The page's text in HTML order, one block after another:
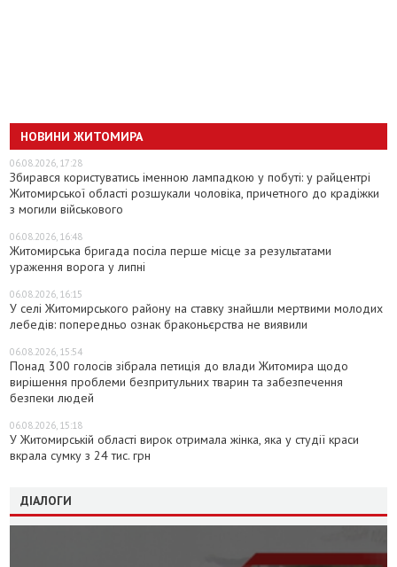
НОВИНИ ЖИТОМИРА
06.08.2026, 17:28
Збирався користуватись іменною лампадкою у побуті: у райцентрі
Житомирської області розшукали чоловіка, причетного до крадіжки
з могили військового
06.08.2026, 16:48
Житомирська бригада посіла перше місце за результатами
ураження ворога у липні
06.08.2026, 16:15
У селі Житомирського району на ставку знайшли мертвими молодих
лебедів: попередньо ознак браконьєрства не виявили
06.08.2026, 15:54
Понад 300 голосів зібрала петиція до влади Житомира щодо
вирішення проблеми безпритульних тварин та забезпечення
безпеки людей
06.08.2026, 15:18
У Житомирській області вирок отримала жінка, яка у студії краси
вкрала сумку з 24 тис. грн
ДІАЛОГИ